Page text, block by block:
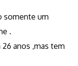
somente um
.
anos ,mas tem